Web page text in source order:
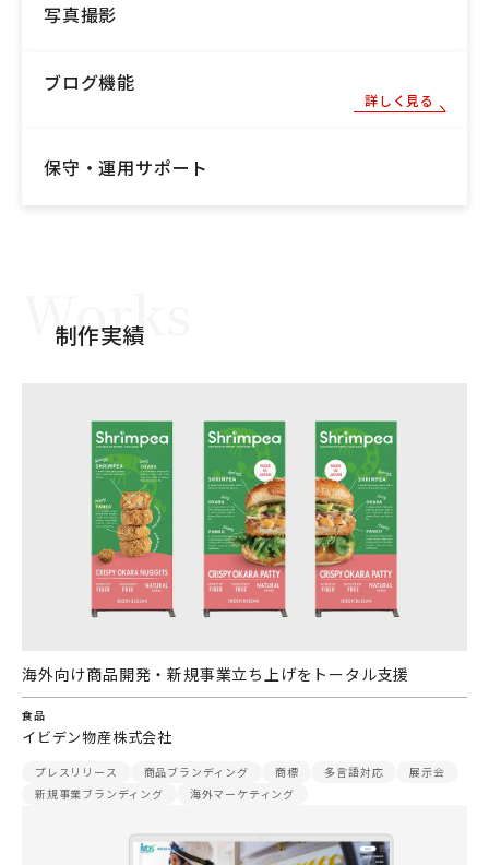
写真撮影
ブログ機能
詳しく見る
保守・運用サポート
制作実績
Works
海外向け商品開発・新規事業立ち上げをトータル支援
食品
イビデン物産株式会社
プレスリリース 商品ブランディング 商標 多言語対応
展示会
新規事業ブランディング
海外マーケティング